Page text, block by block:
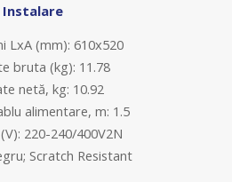
Instalare
LxA (mm): 610x520
bruta (kg): 11.78
netă, kg: 10.92
alimentare, m: 1.5
220-240/400V2N
Scratch Resistant